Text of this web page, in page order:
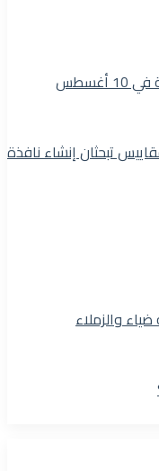
تبحثان إنشاء نافذة
والزملاء